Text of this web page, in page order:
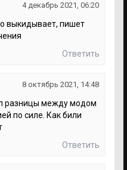
4 декабрь 2021, 06:20
выкидывает, пишет
Ответить
8 октябрь 2021, 14:48
разницы между модом
по силе. Как били
Ответить